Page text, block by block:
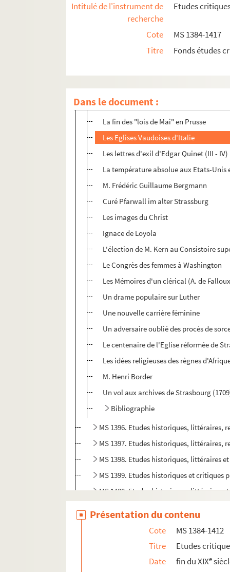
Intitulé de l'instrument de
recherche
Etudes
Cote
MS 1384-1417
Titre
Fonds études
Dans le document :
MS 1391. Etudes historiques publiées
MS 1392. Etudes historiques tirées du
MS 1393. Etudes historiques, littéraires
MS 1394. Etudes hitoriques, littéraires
Edgar Quinet et ses idées religieuses
Théodore Braun et Alfred Renouard de
La fin des "lois de Mai" en Prusse
Les Eglises Vaudoises d'Italie
Les lettres d'exil d'Edgar Quinet (III - IV)
La température absolue aux Etats-Unis
M. Frédéric Guillaume Bergmann
Curé Pfarwall im alter Strassburg
Les images du Christ
Ignace de Loyola
L'élection de M. Kern au Consistoire
Le Congrès des femmes à Washington
Les Mémoires d'un clérical (A. de
Un drame populaire sur Luther
Une nouvelle carrière féminine
Un adversaire oublié des procès de
Le centenaire de l'Eglise réformée de
Les idées religieuses des règnes
M. Henri Border
Un vol aux archives de Strasbourg
Bibliographie
MS 1396. Etudes historiques, littéraires,
MS 1397. Etudes historiques, littéraires,
MS 1398. Etudes historiques, littéraires
MS 1399. Etudes historiques et critiques
MS 1400. Etudes historiques, littéraires
Présentation du contenu
Cote
MS 1384-1412
Titre
Etudes
Date
fin du XIXe